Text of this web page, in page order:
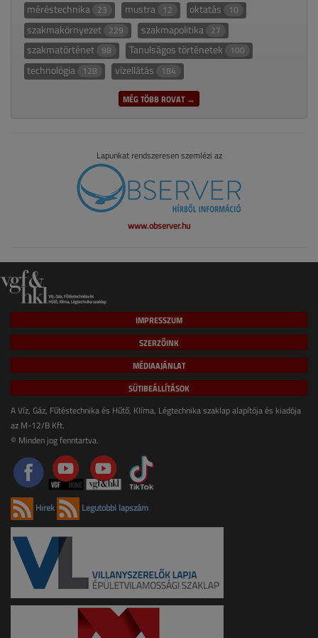
méréstechnika 23 mustra 12 oktatás 10
szakmakörnyezet 229 szakmapolitika 27
szakmatörténet 98 Tanulságos történetek 100
technológia 128 vízellátás 184
MÉG TÖBB ROVAT →
Lapunkat rendszeresen szemlézi az
www.observer.hu
IMPRESSZUM
SZERZŐINK
MÉDIAAJÁNLAT
SÜTIBEÁLLÍTÁSOK
A Víz, Gáz, Fűtéstechnika és Hűtő, Klíma, Légtechnika szaklap alapítója és kiadója
az M-12/B Kft.
© Minden jog fenntartva.
Hírek Legutóbbi lapszám